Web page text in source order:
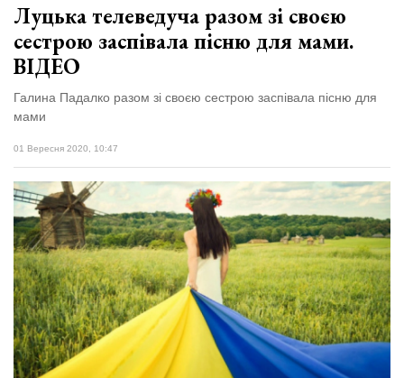
Луцька телеведуча разом зі своєю
сестрою заспівала пісню для мами.
ВІДЕО
Галина Падалко разом зі своєю сестрою заспівала пісню для
мами
01 Вересня 2020, 10:47